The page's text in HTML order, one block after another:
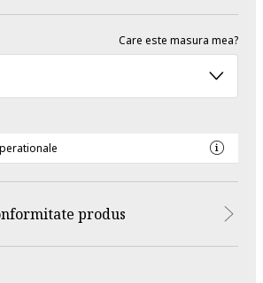
Care este masura mea?
produs